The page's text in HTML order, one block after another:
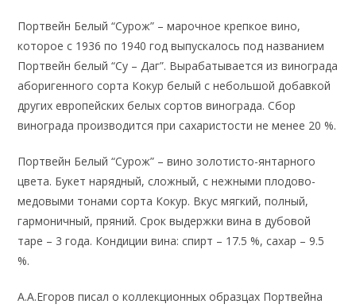
Портвейн Белый “Сурож” – марочное крепкое вино,
которое с 1936 по 1940 год выпускалось под названием
Портвейн белый “Су – Даг”. Вырабатывается из винограда
аборигенного сорта Кокур белый с небольшой добавкой
других европейских белых сортов винограда. Сбор
винограда производится при сахаристости не менее 20 %.
Портвейн Белый “Сурож” – вино золотисто-янтарного
цвета. Букет нарядный, сложный, с нежными плодово-
медовыми тонами сорта Кокур. Вкус мягкий, полный,
гармоничный, пряний. Срок выдержки вина в дубовой
таре – 3 года. Кондиции вина: спирт – 17.5 %, сахар – 9.5
%.
А.А.Егоров писал о коллекционных образцах Портвейна